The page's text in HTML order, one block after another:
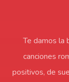
Te damos la
canciones
positivos, de